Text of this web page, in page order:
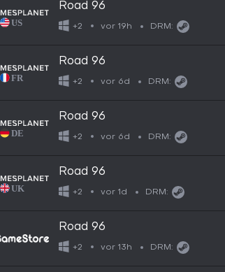
Road 96 ️
+2 vor 19h DRM:
Road 96 ️
+2 vor 6d DRM:
Road 96 ️
+2 vor 6d DRM:
Road 96 ️
+2 vor 1d DRM:
Road 96 ️
+2 vor 13h DRM: